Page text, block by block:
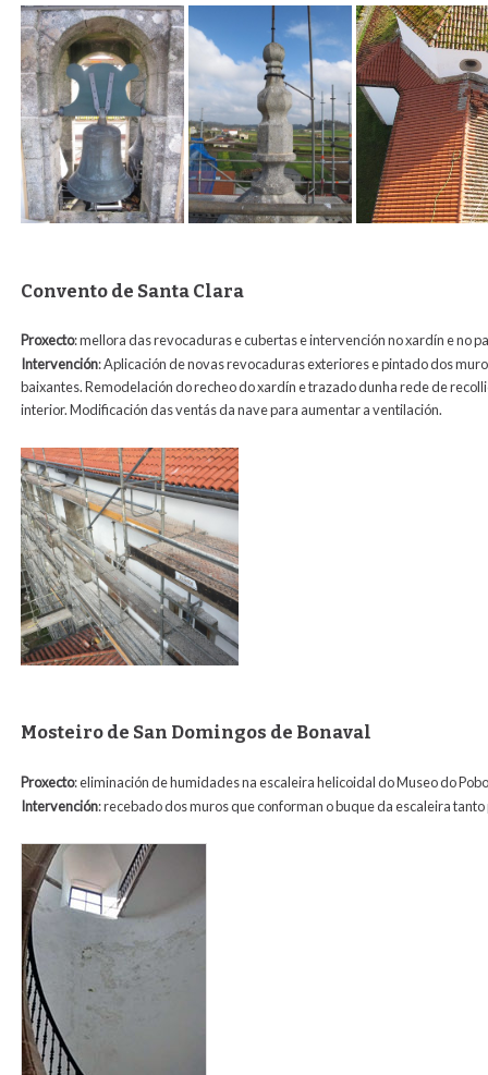
Convento de Santa Clara
Proxecto: mellora das revocaduras e cubertas e intervención no xardín e no
Intervención: Aplicación de novas revocaduras exteriores e pintado dos
baixantes. Remodelación do recheo do xardín e trazado dunha rede de
interior. Modificación das ventás da nave para aumentar a ventilación.
Mosteiro de San Domingos de Bonaval
Proxecto: eliminación de humidades na escaleira helicoidal do Museo do
Intervención:recebado dos muros que conforman o buque da escaleira
4_monasteiro_de_santo_domingo_de_bonaval.jpg